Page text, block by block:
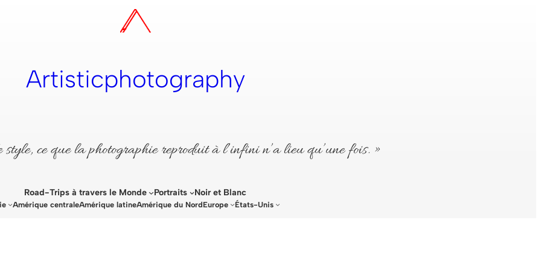
Artisticphotography
ce que la photographie reproduit à l’infini n’a lieu qu’une fois. »
Road-Trips à travers le Monde Portraits Noir et Blanc
Amérique centraleAmérique latineAmérique du NordEurope États-Unis